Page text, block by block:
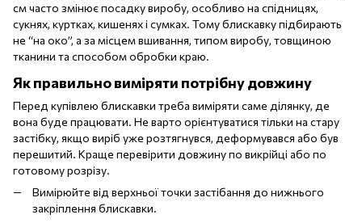
см часто змінює посадку виробу, особливо на спідницях,
сукнях, куртках, кишенях і сумках. Тому блискавку підбирають
не “на око”, а за місцем вшивання, типом виробу, товщиною
тканини та способом обробки краю.
Як правильно виміряти потрібну довжину
Перед купівлею блискавки треба виміряти саме ділянку, де
вона буде працювати. Не варто орієнтуватися тільки на стару
застібку, якщо виріб уже розтягнувся, деформувався або був
перешитий. Краще перевірити довжину по викрійці або по
готовому розрізу.
Вимірюйте від верхньої точки застібання до нижнього
закріплення блискавки.